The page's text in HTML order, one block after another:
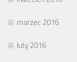
marzec 2016
luty 2016